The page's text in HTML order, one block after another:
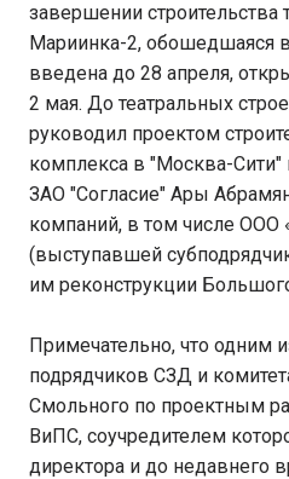
завершении строительства
Мариинка-2, обошедшаяся
введена до 28 апреля,
2 мая. До театральных
руководил проектом
комплекса в "Москва-Сити"
ЗАО "Согласие" Ары
компаний, в том числе ООО
(выступавшей
им реконструкции
Примечательно, что одним
подрядчиков СЗД и
Смольного по проектным
ВиПС, соучредителем
директора и до недавнего